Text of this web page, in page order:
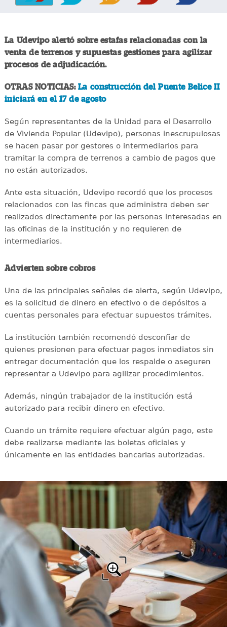
La Udevipo alertó sobre estafas relacionadas con la
venta de terrenos y supuestas gestiones para agilizar
procesos de adjudicación.
OTRAS NOTICIAS: La construcción del Puente Belice II
iniciará en el 17 de agosto
Según representantes de la Unidad para el Desarrollo
de Vivienda Popular (Udevipo), personas inescrupulosas
se hacen pasar por gestores o intermediarios para
tramitar la compra de terrenos a cambio de pagos que
no están autorizados.
Ante esta situación, Udevipo recordó que los procesos
relacionados con las fincas que administra deben ser
realizados directamente por las personas interesadas en
las oficinas de la institución y no requieren de
intermediarios.
Advierten sobre cobros
Una de las principales señales de alerta, según Udevipo,
es la solicitud de dinero en efectivo o de depósitos a
cuentas personales para efectuar supuestos trámites.
La institución también recomendó desconfiar de
quienes presionen para efectuar pagos inmediatos sin
entregar documentación que los respalde o aseguren
representar a Udevipo para agilizar procedimientos.
Además, ningún trabajador de la institución está
autorizado para recibir dinero en efectivo.
Cuando un trámite requiere efectuar algún pago, este
debe realizarse mediante las boletas oficiales y
únicamente en las entidades bancarias autorizadas.